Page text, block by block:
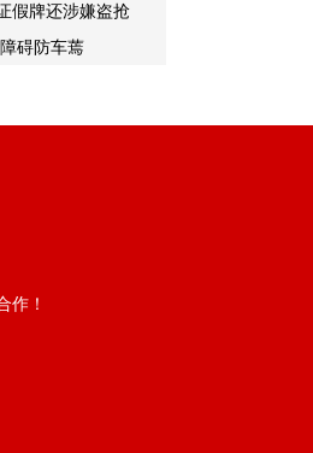
假牌还涉嫌盗抢
碍防车蔫
作！